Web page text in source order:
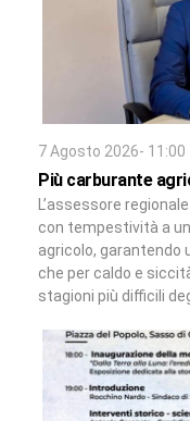
7 Agosto 2026- 11:00
Più carburante
L’assessore
con tempestività a
agricolo, garantendo
che per caldo e
stagioni più difficili